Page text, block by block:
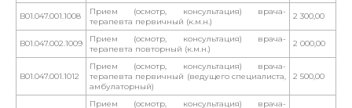
B01.047.001.1008
Прием (осмотр, консультация) врача-
терапевта первичный (к.м.н.)
2 300,00
B01.047.002.1009
Прием (осмотр, консультация) врача-
терапевта повторный (к.м.н.)
2 000,00
B01.047.001.1012
Прием (осмотр, консультация) врача-
терапевта первичный (ведущего специалиста,
амбулаторный)
2 500,00
Прием (осмотр, консультация) врача-